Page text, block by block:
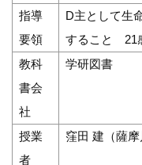
指導
要領
D主として生
すること 21
教科
書会
社
学研図書
授業
者
窪田 建（薩摩